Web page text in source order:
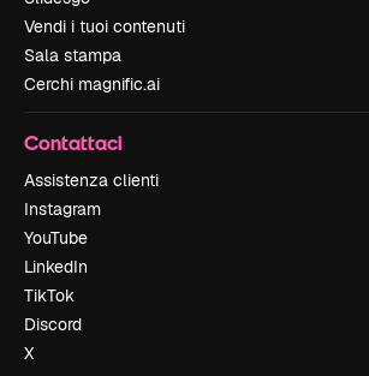
Vendi i tuoi contenuti
Sala stampa
Cerchi magnific.ai
Contattaci
Assistenza clienti
Instagram
YouTube
LinkedIn
TikTok
Discord
X